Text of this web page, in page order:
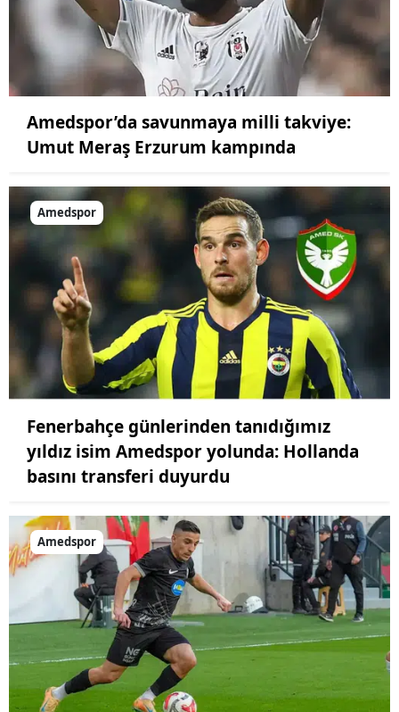
Amedspor’da savunmaya milli takviye:
Umut Meraş Erzurum kampında
Amedspor
Fenerbahçe günlerinden tanıdığımız
yıldız isim Amedspor yolunda: Hollanda
basını transferi duyurdu
Amedspor